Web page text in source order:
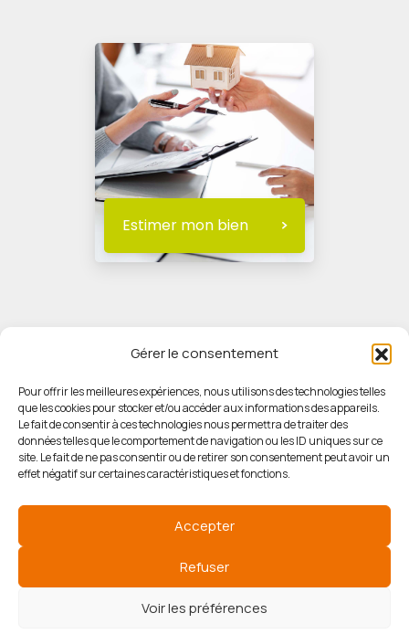
Gérer le consentement
Pour offrir les meilleures expériences, nous utilisons des technologies telles
que les cookies pour stocker et/ou accéder aux informations des appareils.
Le fait de consentir à ces technologies nous permettra de traiter des
données telles que le comportement de navigation ou les ID uniques sur ce
site. Le fait de ne pas consentir ou de retirer son consentement peut avoir un
effet négatif sur certaines caractéristiques et fonctions.
Accepter
Refuser
Voir les préférences
Estimer mon bien
© HORIZON IMMOBILIER
Mentions légales
Politique des cookies